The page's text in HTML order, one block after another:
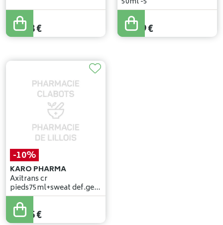
10,78€
22,99
17,99€
-10%
KARO PHARMA
Axitrans cr
pieds75ml+sweat def.gel
dch100ml grat.
24,95
22,45€